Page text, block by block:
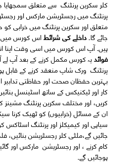
کلر سکرین پرنٹنگ سے متعلق سمجھایا
پرنٹنگ میں رجسٹریشن مارکس اور
متعلق اور سکرین پرنٹنگ میں خرابی
جائے گا۔داخلے کی شرائطاس کورس میں
ہیں۔ آپ اس کورس میں اسی وقت اپنا
فوائدیہ کورس مکمل کرنے کے بعد آپ
پرنٹنگ ورک شاپ منعقد کرنے کے قابل
بہترین حفظان صحت اور حفاظتی تدابیر
کار اور ٹیکنیکس کے ساتھ اسٹینسل
کریں، اور مختلف سکرین پرنٹنگ مشینز
ان کے مسائل (خرابیوں) کو ٹھیک کرنا
سیاہی اور کیمیکلز اور پرنٹنگ اسٹاکس
جائیں گے،ملٹی کلر رجسٹریشن بنائیں،
کام کرنے ، اور رجسٹریشن مارکس اور
ہوجائیں گے۔